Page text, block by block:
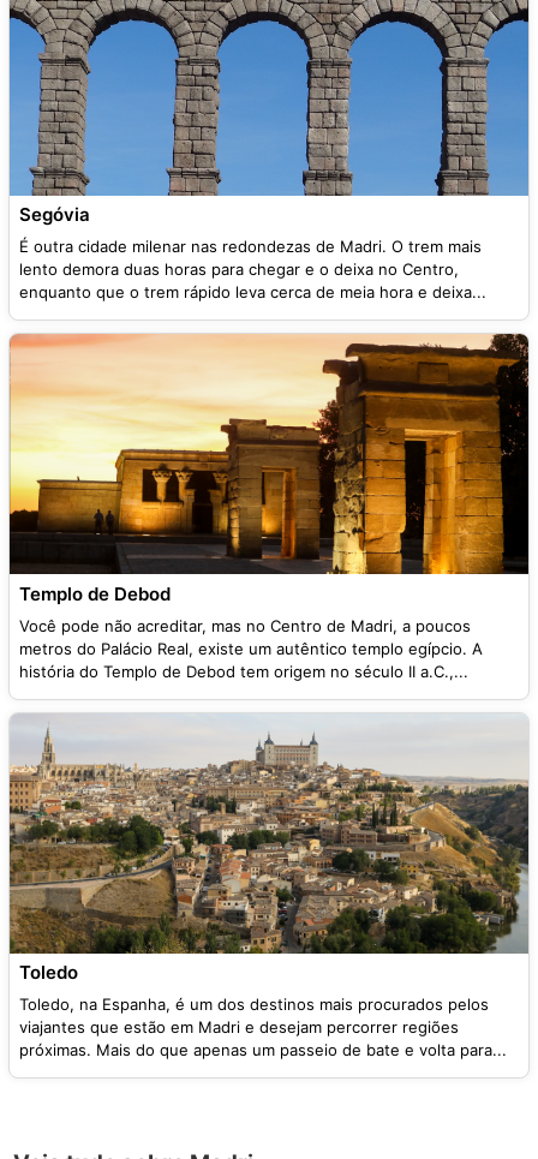
Segóvia
É outra cidade milenar nas redondezas de Madri. O trem mais
lento demora duas horas para chegar e o deixa no Centro,
enquanto que o trem rápido leva cerca de meia hora e deixa...
Templo de Debod
Você pode não acreditar, mas no Centro de Madri, a poucos
metros do Palácio Real, existe um autêntico templo egípcio. A
história do Templo de Debod tem origem no século II a.C.,...
Toledo
Toledo, na Espanha, é um dos destinos mais procurados pelos
viajantes que estão em Madri e desejam percorrer regiões
próximas. Mais do que apenas um passeio de bate e volta para...